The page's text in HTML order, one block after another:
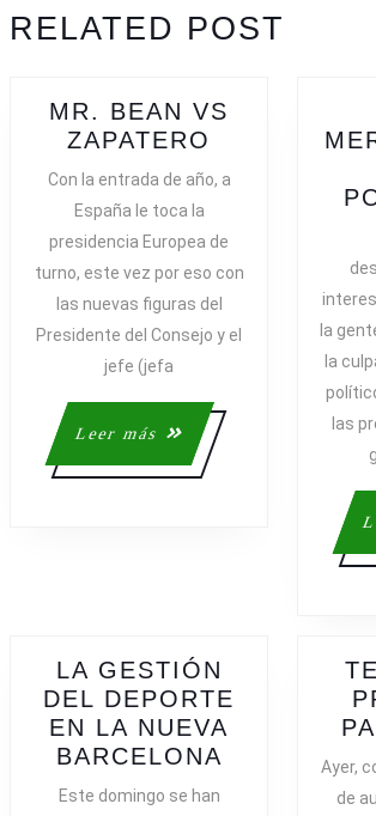
ENTRADAS
post:
RELATED POST
MR. BEAN VS
ZAPATERO
VS
Con la entrada de año, a
España le toca la
presidencia Europea de
turno, este vez por eso con
las nuevas figuras del
Presidente del Consejo y el
jefe (jefa
Leer más
Leer
más
la
la
las
LA GESTIÓN
DEL DEPORTE
EN LA NUEVA
BARCELONA
GESTIÓN
Este domingo se han
Ayer,
de